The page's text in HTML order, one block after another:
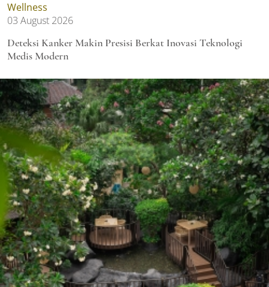
Wellness
03 August 2026
Deteksi Kanker Makin Presisi Berkat Inovasi Teknologi
Medis Modern